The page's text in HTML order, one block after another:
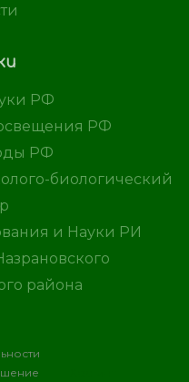
РФ
РФ
РФ
биологический
и Науки РИ
района